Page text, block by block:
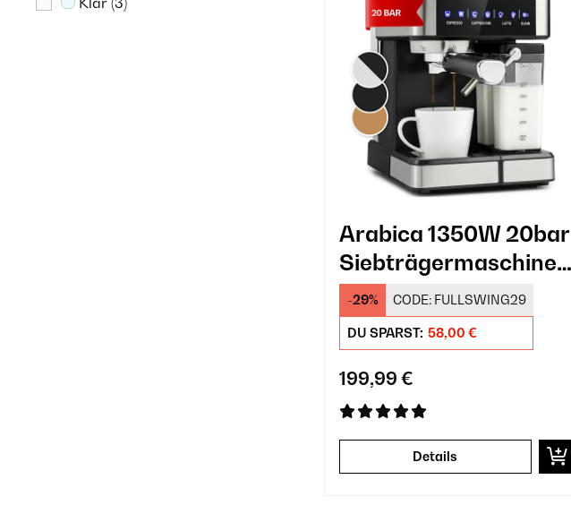
Arabica 1350W 20bar
Siebträgermaschine
Silber
-29% CODE: FULLSWING29
DU SPARST: 58,00 €
199,99 €
Details